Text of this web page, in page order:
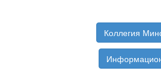
Коллегия